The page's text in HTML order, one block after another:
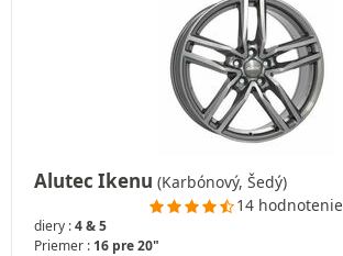
Alutec Ikenu (Karbónový, Šedý)
14 hodnotenie
diery :4 & 5
Priemer : 16 pre 20"